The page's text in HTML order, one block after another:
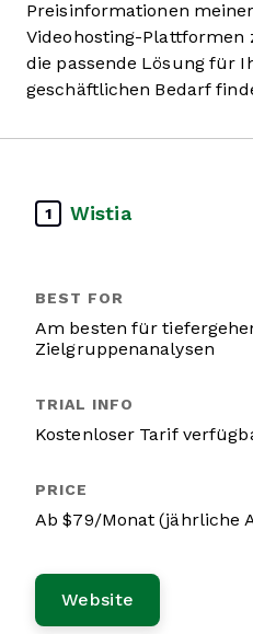
Preisinformationen
Videohosting-Plattformen
die passende Lösung für
geschäftlichen Bedarf
1 Wistia
Am besten für
Zielgruppenanalysen
Kostenloser Tarif
Ab $79/Monat (jährliche
Website